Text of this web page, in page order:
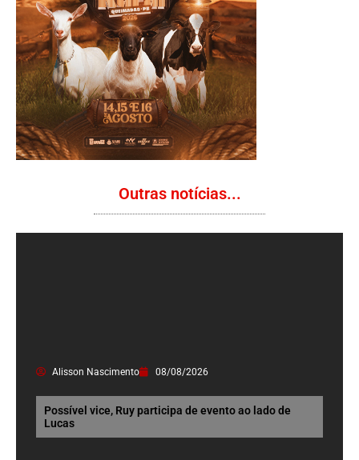
Outras notícias...
Alisson Nascimento 08/08/2026
Possível vice, Ruy participa de evento ao lado de
Lucas